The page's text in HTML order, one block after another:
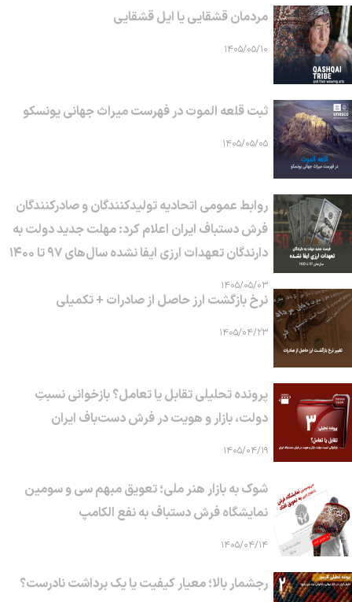
مردمان قشقایی یا ایل قشقایی
۱۴۰۵/۰۵/۱۰
ثبت قلعه الموت در فهرست میراث جهانی یونسکو
۱۴۰۵/۰۵/۰۵
روابط عمومی اتحادیه تولیدکنندگان و صادرکنندگان
فرش دستباف ایران اعلام کرد: مهلت جدید دولت به
دارندگان تعهدات ارزی ایفا نشده سال‌های ۹۷ تا ۱۴۰۰
۱۴۰۵/۰۵/۰۳
نرخ بازگشت ارز حاصل از صادرات + تکمیلی
۱۴۰۵/۰۴/۲۳
پرونده تحلیلی تقابل یا تعامل؟ بازخوانی نسبتِ
دولت، بازار و هویت در فرش دست‌باف ایران
۱۴۰۵/۰۴/۱۹
شوک به بازار هنر ملی؛ تعویق مبهم سی و سومین
نمایشگاه فرش دستباف به نفع الکامپ
۱۴۰۵/۰۴/۱۴
رجشمار بالا؛ معیار کیفیت یا یک برداشت نادرست؟